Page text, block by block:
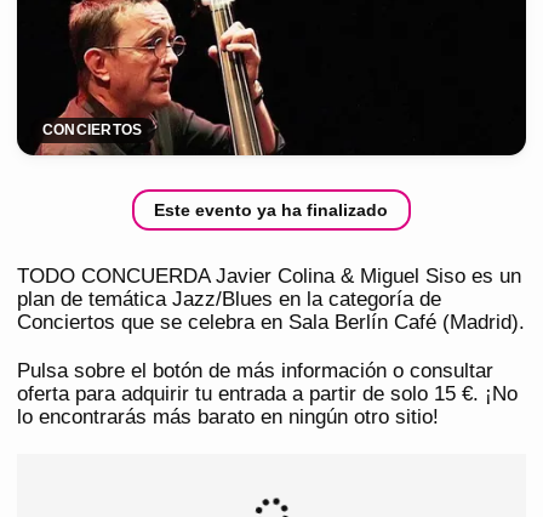
CONCIERTOS
Este evento ya ha finalizado
TODO CONCUERDA Javier Colina & Miguel Siso es un
plan de temática Jazz/Blues en la categoría de
Conciertos que se celebra en Sala Berlín Café (Madrid).
Pulsa sobre el botón de más información o consultar
oferta para adquirir tu entrada a partir de solo 15 €. ¡No
lo encontrarás más barato en ningún otro sitio!